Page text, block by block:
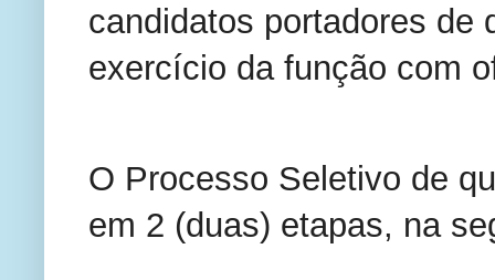
candidatos portadores de
exercício da função com
O Processo Seletivo de
em 2 (duas) etapas, na